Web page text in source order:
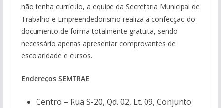
não tenha currículo, a equipe da Secretaria Municipal de
Trabalho e Empreendedorismo realiza a confecção do
documento de forma totalmente gratuita, sendo
necessário apenas apresentar comprovantes de
escolaridade e cursos.
Endereços SEMTRAE
Centro – Rua S-20, Qd. 02, Lt. 09, Conjunto